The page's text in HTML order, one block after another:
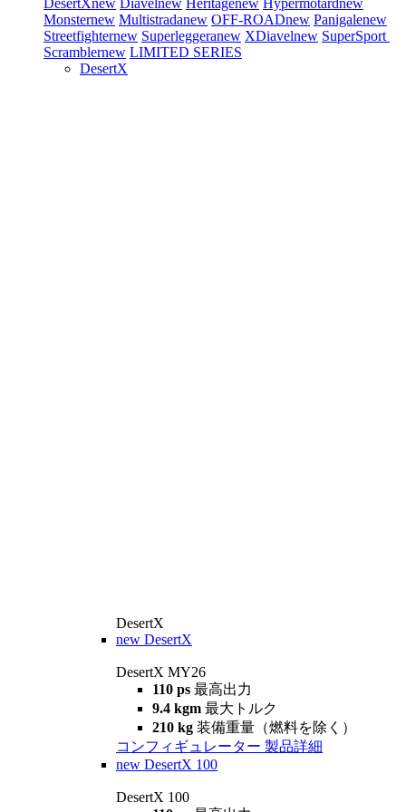
DesertXnew Diavelnew Heritagenew Hypermotardnew
Monsternew Multistradanew OFF-ROADnew Panigalenew
Streetfighternew Superleggeranew XDiavelnew SuperSport
Scramblernew LIMITED SERIES
DesertX
DesertX
new DesertX
DesertX MY26
110 ps 最高出力
9.4 kgm 最大トルク
210 kg 装備重量（燃料を除く）
コンフィギュレーター 製品詳細
new DesertX 100
DesertX 100